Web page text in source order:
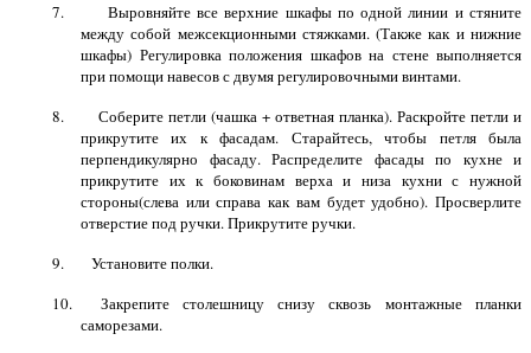
7. Выровняйте все верхние шкафы по одной линии и стяните
между собой межсекционными стяжками. (Также как и нижние
шкафы) Регулировка положения шкафов на стене выполняется
при помощи навесов с двумя регулировочными винтами.
8. Соберите петли (чашка + ответная планка). Раскройте петли и
прикрутите их к фасадам. Старайтесь, чтобы петля была
перпендикулярно фасаду. Распределите фасады по кухне и
прикрутите их к боковинам верха и низа кухни с нужной
стороны(слева или справа как вам будет удобно). Просверлите
отверстие под ручки. Прикрутите ручки.
9. Установите полки.
10. Закрепите столешницу снизу сквозь монтажные планки
саморезами.